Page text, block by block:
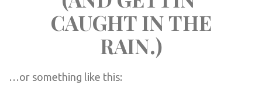
CAUGHT IN THE
RAIN.)
…or something like this: